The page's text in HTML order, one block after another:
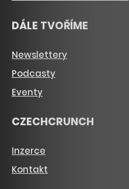
DÁLE TVOŘÍME
Newslettery
Podcasty
Eventy
CZECHCRUNCH
Inzerce
Kontakt